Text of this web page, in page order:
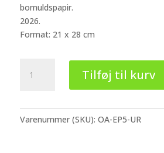
bomuldspapir.
2026.
Format: 21 x 28 cm
Ahlberg
-
Tilføj til kurv
Varenummer (SKU): OA-EP5-UR